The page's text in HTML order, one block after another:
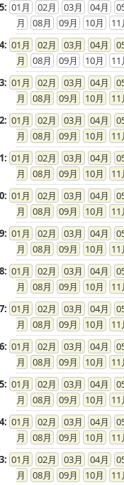
: 01 02 03 04
08
09 10 11
: 01 02 03 04
08
09 10 11
: 01 02 03 04
08
09 10 11
: 01 02 03 04
08
09 10 11
: 01 02 03 04
08
09 10 11
: 01 02 03 04
08
09 10 11
: 01 02 03 04
08
09 10 11
: 01 02 03 04
08
09 10 11
: 01 02 03 04
08
09 10 11
: 01 02 03 04
08
09 10 11
: 01 02 03 04
08
09 10 11
: 01 02 03 04
08
09 10 11
: 01 02 03 04
08
09 10 11